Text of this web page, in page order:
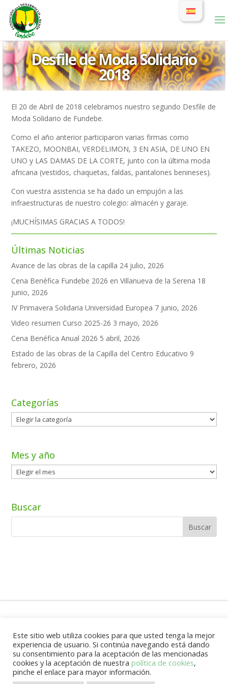
Desfile de Moda Solidario
2018
Últimas Noticias
Avance de las obras de la capilla 24 julio, 2026
Cena Benéfica Fundebe 2026 en Villanueva de la Serena 18
junio, 2026
IV Primavera Solidaria Universidad Europea 7 junio, 2026
Video resumen Curso 2025-26 3 mayo, 2026
Cena Benéfica Anual 2026 5 abril, 2026
Estado de las obras de la Capilla del Centro Educativo 9
febrero, 2026
Categorías
Categorías
Mes y año
Mes
y
Buscar
El 20 de Abril de 2018 celebramos nuestro segundo Desfile de
Moda Solidario de Fundebe.
Como el año anterior participaron varias firmas como
TAKEZO, MOONBAI, VERDELIMON, 3 EN ASIA, DE UNO EN
UNO y LAS DAMAS DE LA CORTE, junto con la última moda
africana (vestidos, chaquetas, faldas, pantalones benineses).
Con vuestra asistencia se ha dado un empujón a las
infraestructuras de nuestro colegio: almacén y garaje.
¡MUCHÍSIMAS GRACIAS A TODOS!
Fundación para el Desarrollo de Benín
(FUNDEBE) G85509685
Este sitio web utiliza cookies para que usted tenga la mejor
experiencia de usuario. Si continúa navegando está dando
su consentimiento para la aceptación de las mencionadas
cookies y la aceptación de nuestra política de cookies,
pinche el enlace para mayor información.